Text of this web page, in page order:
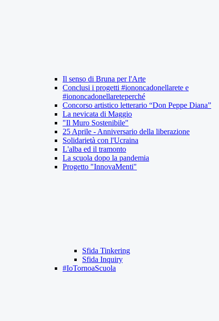
Il senso di Bruna per l'Arte
Conclusi i progetti #iononcadonellarete e
#iononcadonellareteperché
Concorso artistico letterario “Don Peppe Diana”
La nevicata di Maggio
"Il Muro Sostenibile"
25 Aprile - Anniversario della liberazione
Solidarietà con l'Ucraina
L'alba ed il tramonto
La scuola dopo la pandemia
Progetto "InnovaMenti"
Sfida Tinkering
Sfida Inquiry
#IoTornoaScuola